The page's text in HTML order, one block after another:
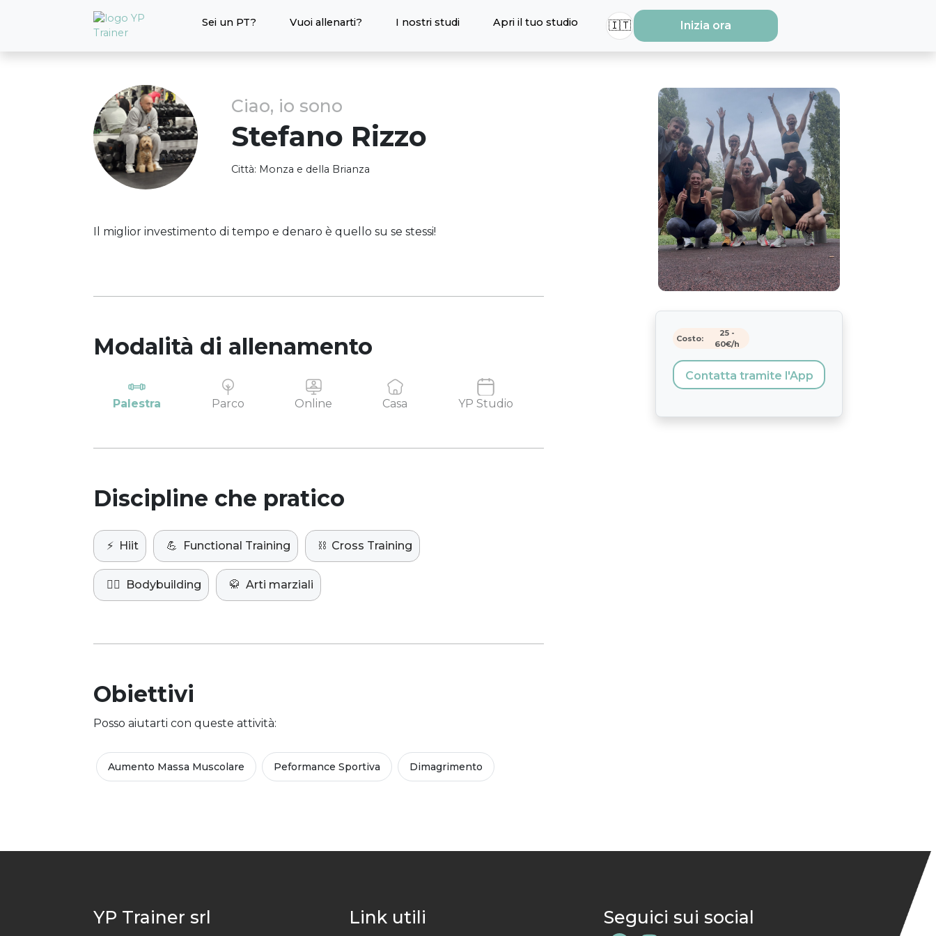
Sei un PT? Vuoi allenarti? I nostri studi Apri il tuo studio 🇮🇹 Inizia ora
Ciao, io sono
Stefano Rizzo
Città: Monza e della Brianza
Il miglior investimento di tempo e denaro è quello su se stessi!
Modalità di allenamento
Palestra Parco Online Casa YP Studio
Discipline che pratico
⚡️ Hiit 💪 Functional Training ⛓️ Cross Training
🏋️‍♀️ Bodybuilding 🥋 Arti marziali
Obiettivi
Posso aiutarti con queste attività:
Aumento Massa Muscolare Peformance Sportiva Dimagrimento
Costo:
25 -
60€/h
Contatta tramite l'App
YP Trainer srl Link utili Seguici sui social